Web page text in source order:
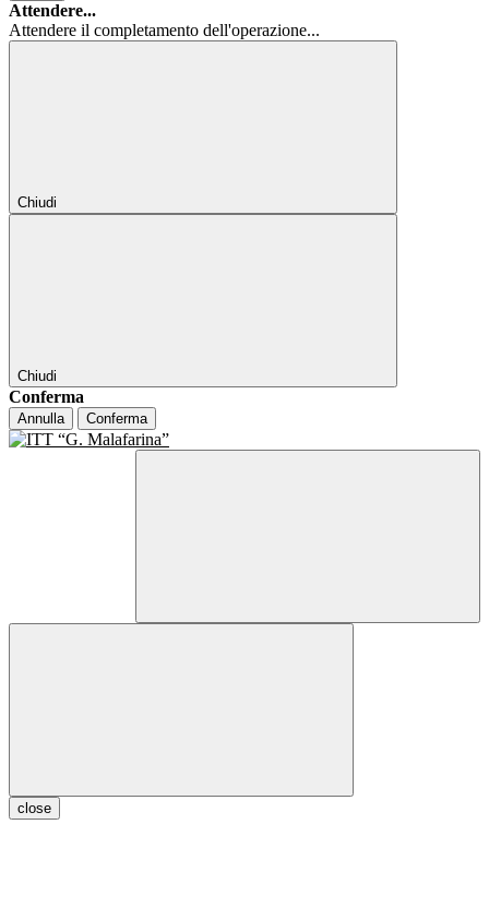
Attendere...
Attendere il completamento dell'operazione...
Chiudi
Chiudi
Conferma
Annulla Conferma
close